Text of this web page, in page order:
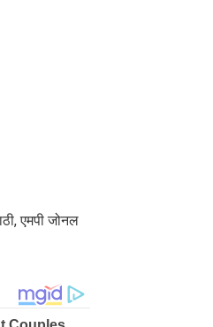
एमपी जोनल